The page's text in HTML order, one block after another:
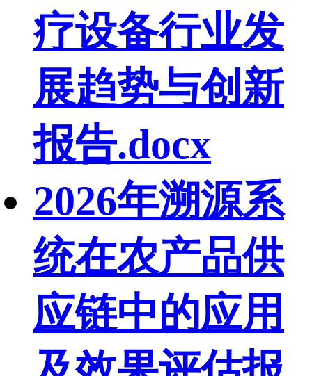
疗设备行业发
展趋势与创新
报告.docx
2026年溯源系
统在农产品供
应链中的应用